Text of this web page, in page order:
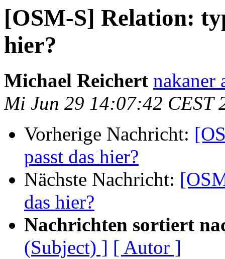
[OSM-S] Relation:
hier?
Michael Reichert nakaner
Mi Jun 29 14:07:42 CEST
Vorherige Nachricht:
passt das hier?
Nächste Nachricht:
das hier?
Nachrichten sortiert
(Subject) ] [ Autor ]